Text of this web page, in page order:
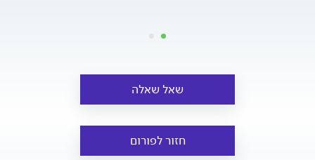
שאל שאלה
חזור לפורום